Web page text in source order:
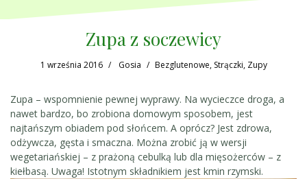
Zupa z soczewicy
1 września 2016 Gosia Bezglutenowe, Strączki, Zupy
Zupa – wspomnienie pewnej wyprawy. Na wycieczce droga, a
nawet bardzo, bo zrobiona domowym sposobem, jest
najtańszym obiadem pod słońcem. A oprócz? Jest zdrowa,
odżywcza, gęsta i smaczna. Można zrobić ją w wersji
wegetariańskiej – z prażoną cebulką lub dla mięsożerców – z
kiełbasą. Uwaga! Istotnym składnikiem jest kmin rzymski.